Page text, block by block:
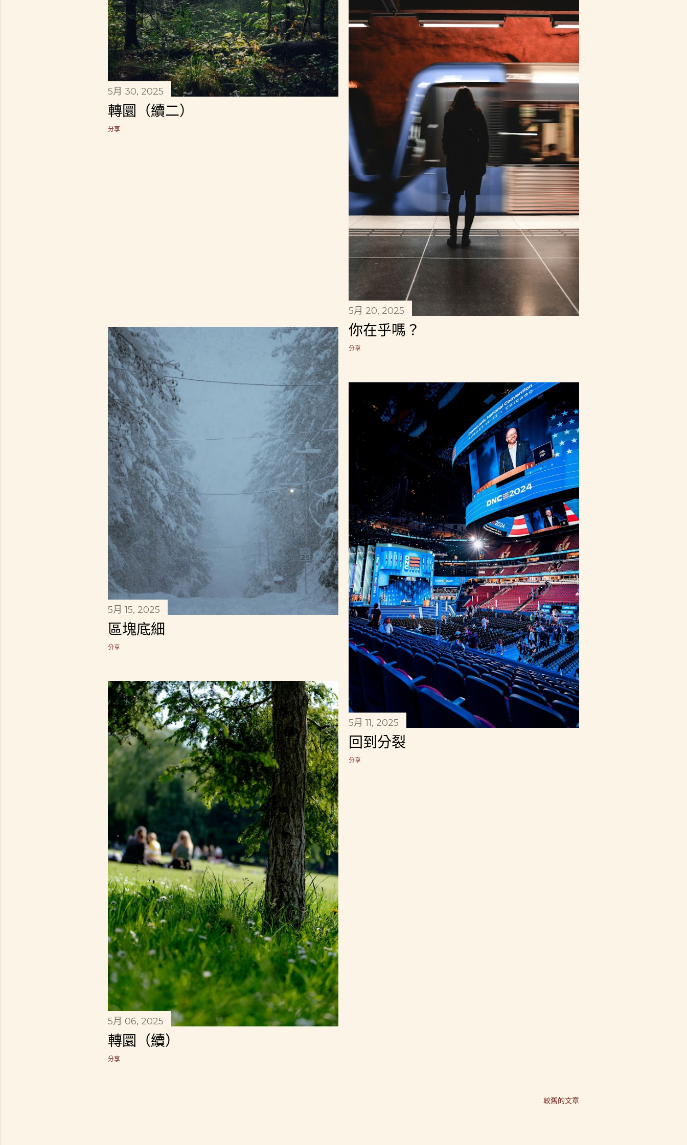
5月 30, 2025
轉圜（續二）
分享
5月 20, 2025
你在乎嗎？
分享
5月 15, 2025
區塊底細
分享
5月 11, 2025
回到分裂
分享
5月 06, 2025
轉圜（續）
分享
較舊的文章